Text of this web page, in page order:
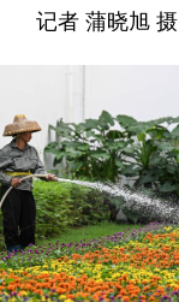
记者 蒲晓旭 摄